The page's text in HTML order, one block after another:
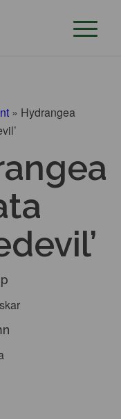
» Hydrangea